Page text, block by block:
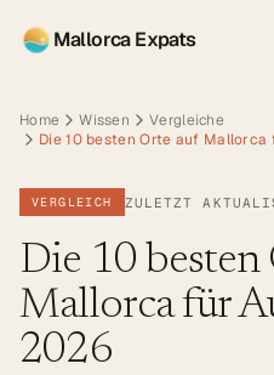
Mallorca Expats
Home Wissen
Vergleiche
Die 10 besten Orte auf
VERGLEICH ZULETZT
Die 10 besten
Mallorca für
2026